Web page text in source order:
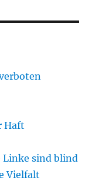
Haft
Linke sind blind
Vielfalt